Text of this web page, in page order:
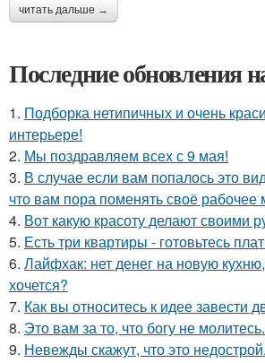
читать дальше →
Последние обновления
1. Подборка нетипичных и очень
интерьере!
2. Мы поздравляем всех с 9 мая!
3. В случае если вам попалось это
что вам пора поменять своё рабочее
4. Вот какую красоту делают своими
5. Есть три квартиры - готовьтесь
6. Лайфхак: нет денег на новую
хочется?
7. Как вы относитесь к идее завести
8. Это вам за то, что богу не молитесь.
9. Невежды скажут, что это недострой.